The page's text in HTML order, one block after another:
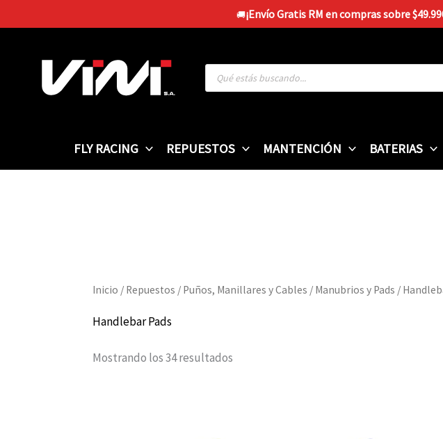
al
🚚¡Envío Gratis RM en compras sobre
Búsqueda
productos
FLY RACING REPUESTOS MANTENCIÓN BATERIAS
Inicio / Repuestos / Puños, Manillares y Cables / Manubrios y Pads /
Handlebar Pads
Mostrando los 34 resultados